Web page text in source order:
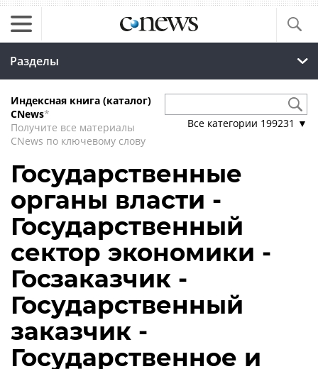
Разделы
Индексная книга (каталог)
CNews*
Получите все материалы
CNews по ключевому слову
Все категории 199231 ▼
Государственные
органы власти -
Государственный
сектор экономики -
Госзаказчик -
Государственный
заказчик -
Государственное и